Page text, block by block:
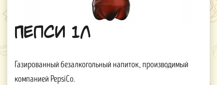
Пепси 1л
Газированный безалкогольный напиток, производимый
компанией PepsiCo.